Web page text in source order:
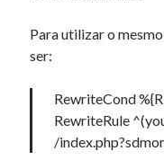
Projetos – Git Hub
Usando USB ASP como
Para utilizar o
ser:
RewriteCond
RewriteRule
/